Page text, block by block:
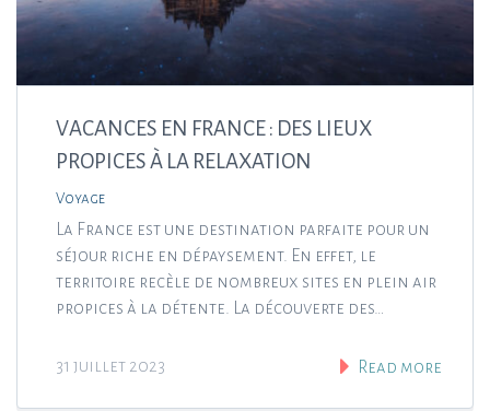
VACANCES EN FRANCE : DES LIEUX
PROPICES À LA RELAXATION
Voyage
La France est une destination parfaite pour un
séjour riche en dépaysement. En effet, le
territoire recèle de nombreux sites en plein air
propices à la détente. La découverte des…
31 juillet 2023 Read more